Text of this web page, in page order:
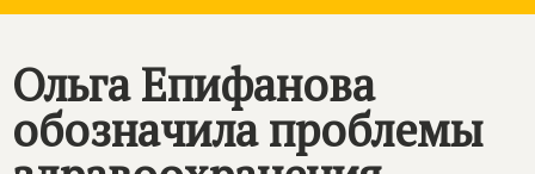
Контакты
Ольга Епифанова
обозначила проблемы